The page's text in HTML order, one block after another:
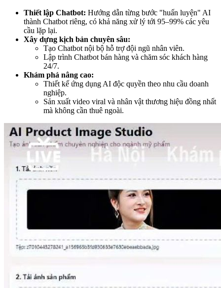
Thiết lập Chatbot: Hướng dẫn từng bước "huấn luyện" AI
thành Chatbot riêng, có khả năng xử lý tới 95–99% các yêu
cầu lặp lại.
Xây dựng kịch bản chuyên sâu:
Tạo Chatbot nội bộ hỗ trợ đội ngũ nhân viên.
Lập trình Chatbot bán hàng và chăm sóc khách hàng
24/7.
Khám phá nâng cao:
Thiết kế ứng dụng AI độc quyền theo nhu cầu doanh
nghiệp.
Sản xuất video viral và nhân vật thương hiệu đồng nhất
mà không cần thuê ngoài.